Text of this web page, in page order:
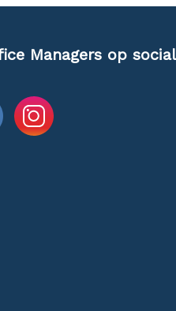
Managers op social